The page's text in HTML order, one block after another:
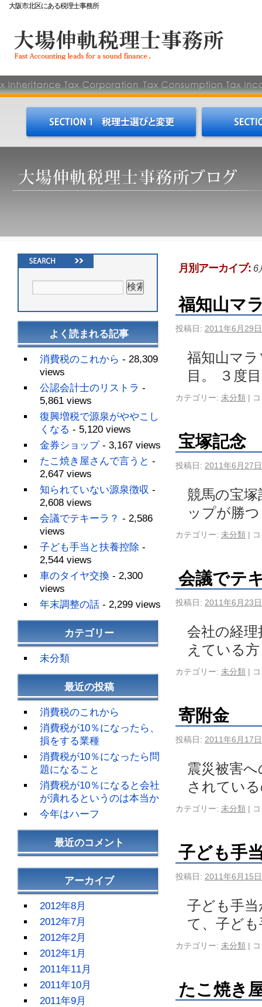
大阪市北区にある税理士事務所
よく読まれる記事
消費税のこれから - 28,309
views
公認会計士のリストラ -
5,861 views
復興増税で源泉がややこし
くなる - 5,120 views
金券ショップ- 3,167 views
たこ焼き屋さんで言うと -
2,647 views
知られていない源泉徴収 -
2,608 views
会議でテキーラ？ - 2,586
views
子ども手当と扶養控除 -
2,544 views
車のタイヤ交換 - 2,300
views
年末調整の話 - 2,299 views
カテゴリー
未分類
最近の投稿
消費税のこれから
消費税が10％になったら、
損をする業種
消費税が10％になったら問
題になること
消費税が10％になると会社
が潰れるというのは本当か
今年はハーフ
最近のコメント
アーカイブ
2012年8月
2012年7月
2012年2月
2012年1月
2011年11月
2011年10月
2011年9月
月別アーカイブ: 6
福知山マ
投稿日: 2011年6月29日
福知山マ
目。 ３度
カテゴリー: 未分類 |
宝塚記念
投稿日: 2011年6月27日
競馬の宝
ップが勝
カテゴリー: 未分類 |
会議でテ
投稿日: 2011年6月23日
会社の経
えている
カテゴリー: 未分類 |
寄附金
投稿日: 2011年6月17日
震災被害
されてい
カテゴリー: 未分類 |
子ども手
投稿日: 2011年6月15日
子ども手
て、子ど
カテゴリー: 未分類 |
たこ焼き